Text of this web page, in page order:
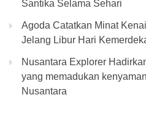
Santika Selama Sehari
Agoda Catatkan Minat
Jelang Libur Hari
Nusantara Explorer
yang memadukan
Nusantara